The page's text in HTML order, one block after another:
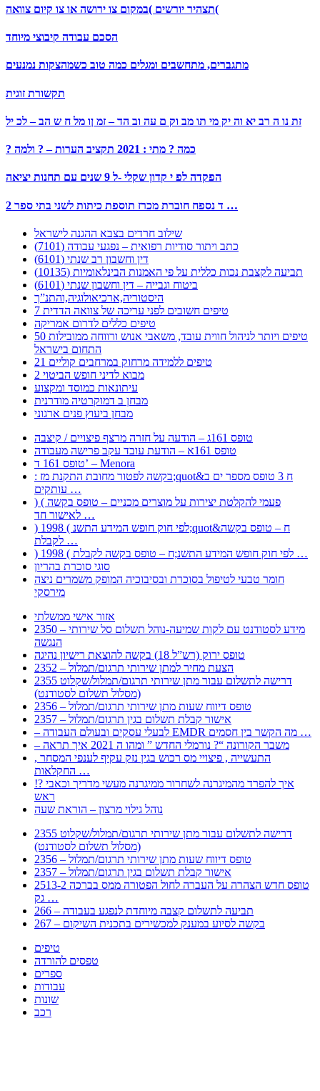
תצהיר יורשים )במקום צו ירושה או צו קיום צוואה(
הסכם עבודה קיבוצי מיוחד
מתגברים, מתחשבים ומגלים כמה טוב כשמהצקות נמנעים
תקשורת זוגית
זת נו ה רב יא וה יק מי תו מב וק ם עה וב הד – זמ ןו מל ח ש הב – לכ יל
? כמה ? מתי : 2021 תקציב הערות – ? ולמה
הפקדה לפ י קדון שקלי -ל 9 שנים עם תחנות יציאה
2 ד נספח חוברת מכרז תוספת כיתות לשני בתי ספר …
שילוב חרדים בצבא ההגנה לישראל
כתב ויתור סודיות רפואית – נפגעי עבודה (7101)
דין וחשבון רב שנתי (6101)
תביעה לקצבת נכות כללית על פי האמנות הבינלאומיות (10135)
ביטוח וגבייה – דין וחשבון שנתי (6101)
היסטוריה,ארכיאולוגיה,והתנ”ך
7 טיפים חשובים לפני עריכה של צוואה הדדית
טיפים כללים לדרום אמריקה
50 טיפים ויותר לניהול חווית עובד, משאבי אנוש ורווחה ממובילות
התחום בישראל
21 טיפים ללמידה מרחוק במרחבים קוליים
מבוא לדיני חופש הביטוי 2
עיתונאות כמוסד ומקצוע
מבחן ב דמוקרטיה מודרנית
מבחן ביעוץ פנים ארגוני
טופס 161ג – הודעה על חזרה מרצף פיצויים / קיצבה
טופס 161א – הודעת עובד עקב פרישה מעבודה
טופס 161 ד’ – Menora
: בקשה לפטור מחובת התקנת מז;quot&ח 3 טופס מספר ים ב
עותקים …
) ( פעמי להקלטת יצירות על מוצרים מכניים – טופס בקשה
לאישור חד …
) 1998 ( לפי חוק חופש המידע התשנ;quot&ח – טופס בקשה
לקבלת …
) 1998 ( לפי חוק חופש המידע התשנ;ח – טופס בקשה לקבלת …
סוגי סוכרת בהריון
חומר טבעי לטיפול בסוכרת ובסיבוכיה המופק משמרים ניצה
מירסקי
אזור אישי ממשלתי
2350 – מידע לסטודנט עם לקות שמיעה-נוהל תשלום סל שירותי
הנגשה
טופס ירוק (רש”ל 18) בקשה להוצאת רישיון נהיגה
2352 – הצעת מחיר למתן שירותי תרגום/תמלול
2355 דרישה לתשלום עבור מתן שירותי תרגום/תמלול/שקלוט
(מסלול תשלום לסטודנט)
2356 – טופס דיווח שעות מתן שירותי תרגום/תמלול
2357 – אישור קבלת תשלום בגין תרגום/תמלול
– לבעלי עסקים ובעולם העבודה EMDR מה הקשר בין חסמים …
– משבר הקורונה “? נורמלי החדש ” ומהו ה 2021 איך תראה
, התעשייה , פיצויי מס רכוש בגין נזק עקיף לענפי המסחר
החקלאות …
!? איך להפרד מהמיגרנה לשחרור ממיגרנה מעשי מדריך וכאבי
ראש
נוהל גילוי מרצון – הוראת שעה
2355 דרישה לתשלום עבור מתן שירותי תרגום/תמלול/שקלוט
(מסלול תשלום לסטודנט)
2356 – טופס דיווח שעות מתן שירותי תרגום/תמלול
2357 – אישור קבלת תשלום בגין תרגום/תמלול
2513-2 טופס חדש הצהרה על העברה לחול הפטורה ממס בברכה
גק …
266 – תביעה לתשלום קצבה מיוחדת לנפגע בעבודה
267 – בקשה לסיוע במענק למכשירים בתכנית השיקום
טיפים
טפסים להורדה
ספרים
עבודות
שונות
רכב